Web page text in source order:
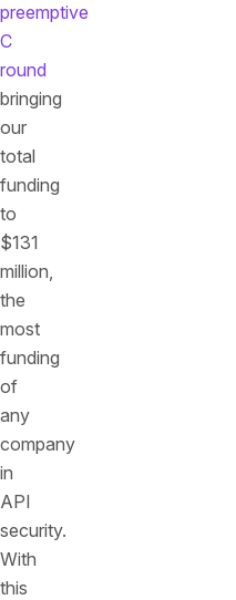
preemptive
C
round
bringing
our
total
funding
to
$131
million,
the
most
funding
of
any
company
in
API
security.
With
this